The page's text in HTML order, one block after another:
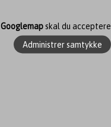
Googlemapskal du acceptere
Administrer samtykke